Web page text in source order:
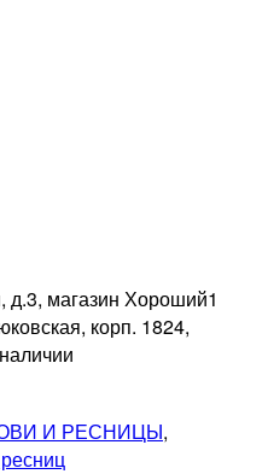
д.3, магазин Хороший1
корп. 1824,
И РЕСНИЦЫ,